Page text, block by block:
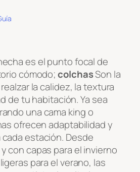
es el punto focal de
cómodo;colchasSon la
la calidez, la textura
de tu habitación. Ya sea
una cama king o
ofrecen adaptabilidad y
estación. Desde
con capas para el invierno
para el verano, las